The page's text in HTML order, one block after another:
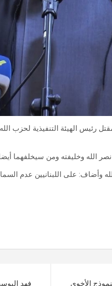
مقتل رئيس الهيئة التنفيذية
الله وخليفته ومن سيخلفهما
وأضاف: على اللبنانيين عدم
الأخوي